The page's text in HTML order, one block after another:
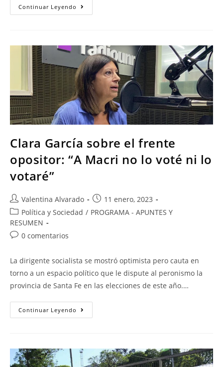
Continuar Leyendo
Clara García sobre el frente
opositor: “A Macri no lo voté ni lo
votaré”
Valentina Alvarado
11 enero, 2023
Política y Sociedad / PROGRAMA - APUNTES Y
RESUMEN
0 comentarios
La dirigente socialista se mostró optimista pero cauta en
torno a un espacio político que le dispute al peronismo la
provincia de Santa Fe en las elecciones de este año.…
Continuar Leyendo